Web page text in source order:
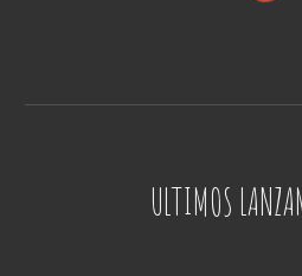
ULTIMOS